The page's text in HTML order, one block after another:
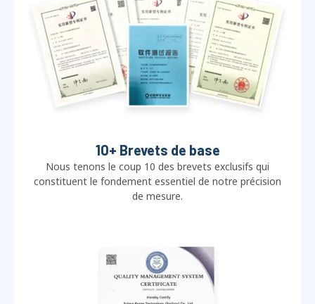
10+ Brevets de base
Nous tenons le coup 10 des brevets exclusifs qui
constituent le fondement essentiel de notre précision
de mesure.